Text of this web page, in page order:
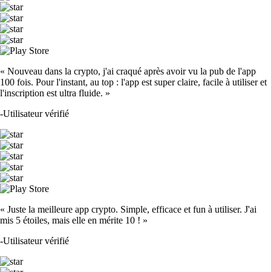
« Nouveau dans la crypto, j'ai craqué après avoir vu la pub de l'app
100 fois. Pour l'instant, au top : l'app est super claire, facile à utiliser et
l'inscription est ultra fluide. »
-Utilisateur vérifié
« Juste la meilleure app crypto. Simple, efficace et fun à utiliser. J'ai
mis 5 étoiles, mais elle en mérite 10 ! »
-Utilisateur vérifié